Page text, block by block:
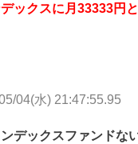
ックスに月33333円
04(水) 21:47:55.95
デックスファンドな